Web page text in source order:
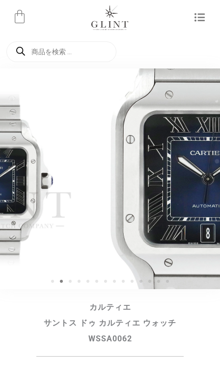
カルティエ
サントス ドゥ カルティエ ウォッチ
WSSA0062